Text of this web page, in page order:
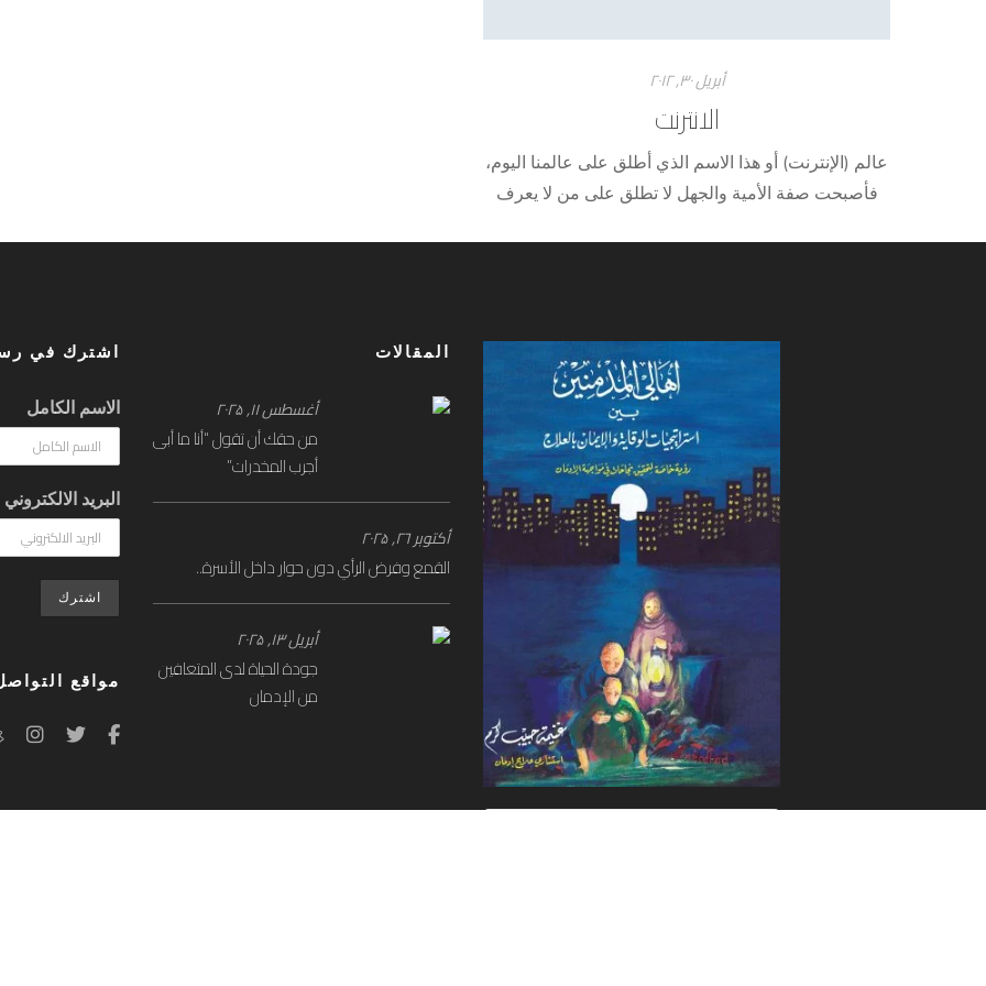
أبريل ۳۰, ۲۰۱۲
الانترنت
عالم (الإنترنت) أو هذا الاسم الذي أطلق على عالمنا اليوم،
فأصبحت صفة الأمية والجهل لا تطلق على من لا يعرف
المقالات
أغسطس ۱۱, ۲۰۲۵
من حقك أن تقول “أنا ما أبى
أجرب المخدرات”
أكتوبر ۲٦, ۲۰۲۵
القمع وفرض الرأي دون حوار داخل الأسرة..
أبريل ۱۳, ۲۰۲۵
جودة الحياة لدى المتعافين
من الإدمان
اشترك في
الاسم الكامل
البريد الالكتروني
مواقع